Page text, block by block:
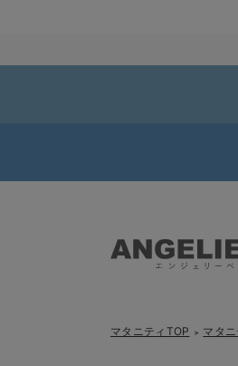
マタニティTOP ＞ マタ